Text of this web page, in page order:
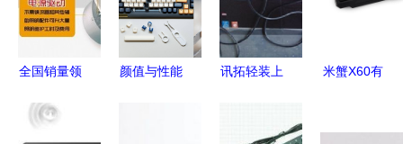
全国销量领
LED工矿灯
颜值与性能
讯拓轻装上
米蟹X60有